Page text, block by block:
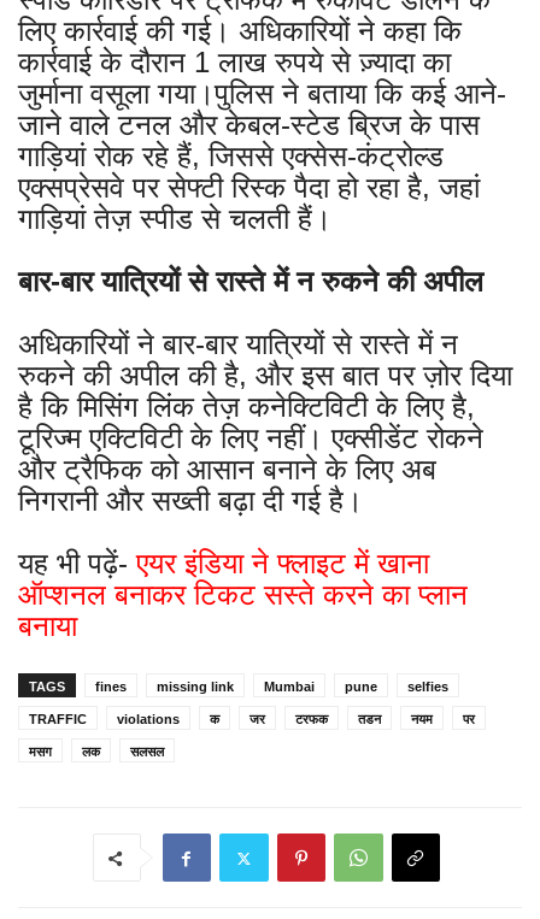
लिए कार्रवाई की गई। अधिकारियों ने कहा कि
कार्रवाई के दौरान 1 लाख रुपये से ज़्यादा का
जुर्माना वसूला गया।पुलिस ने बताया कि कई आने-
जाने वाले टनल और केबल-स्टेड ब्रिज के पास
गाड़ियां रोक रहे हैं, जिससे एक्सेस-कंट्रोल्ड
एक्सप्रेसवे पर सेफ्टी रिस्क पैदा हो रहा है, जहां
गाड़ियां तेज़ स्पीड से चलती हैं।
बार-बार यात्रियों से रास्ते में न रुकने की अपील
अधिकारियों ने बार-बार यात्रियों से रास्ते में न
रुकने की अपील की है, और इस बात पर ज़ोर दिया
है कि मिसिंग लिंक तेज़ कनेक्टिविटी के लिए है,
टूरिज्म एक्टिविटी के लिए नहीं। एक्सीडेंट रोकने
और ट्रैफिक को आसान बनाने के लिए अब
निगरानी और सख्ती बढ़ा दी गई है।
यह भी पढ़ें-एयर इंडिया ने फ्लाइट में खाना
ऑप्शनल बनाकर टिकट सस्ते करने का प्लान
बनाया
TAGS fines missing link Mumbai pune selfies
TRAFFIC violations क जर टरफक तडन नयम पर
मसग लक सलसल